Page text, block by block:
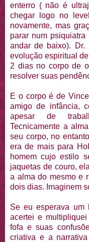
enterro ( não é
chegar logo no
novamente, mas
parar num
andar de baixo).
evolução espiritual
2 dias no corpo de
resolver suas
E o corpo é de
amigo de infância,
apesar de
Tecnicamente a
seu corpo, no
era de mais para
homem cujo estilo
jaquetas de couro,
a alma do mesmo e
dois dias. Imaginem
Se eu esperava um
acertei e
fofa e suas
criativa e a